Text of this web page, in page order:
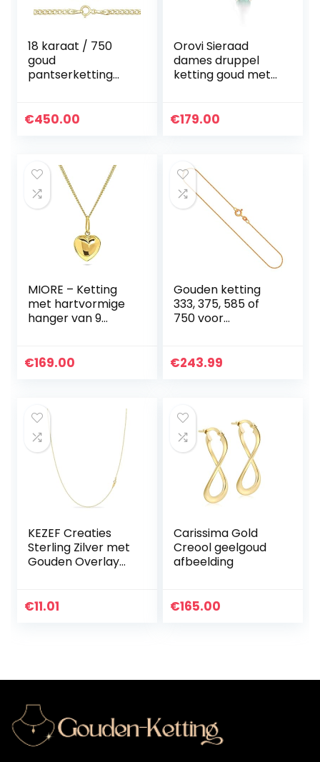
18 karaat / 750
goud
pantserketting
2,3 mm – lengte
€450.00
Orovi Sieraad
dames druppel
ketting goud met
geboortesteen
geelgoud 9 karaat
/ 375 goud
edelsteen sieraad
€179.00
MIORE – Ketting
met hartvormige
hanger van 9
gouden
juwelendoosje om
cadeau te geven
(45 cm), Goud,
Geen edelsteen
€169.00
Gouden ketting
333, 375, 585 of
750 voor
geelgoud, breedte
Karabijnsluiting
met stempel,
lengte 34-100 cm
€243.99
KEZEF Creaties
Sterling Zilver met
Gouden Overlay
Maten 16-36 Inch,
€11.01
Carissima Gold
Creool geelgoud
afbeelding
€165.00